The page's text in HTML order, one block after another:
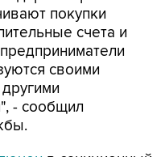
покупки
счета и
своими
- сообщил